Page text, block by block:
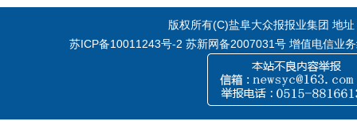
版权所有(C)盐阜大众报报业集团 地
苏ICP备10011243号-2 苏新网备2007031号 增值电信业